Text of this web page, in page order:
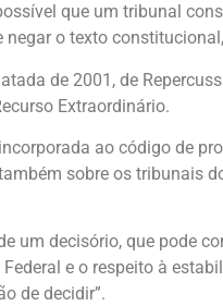
que um tribunal
o texto
de 2001, de
Extraordinário.
ao código de
sobre os tribunais
um decisório, que pode
e o respeito à
de decidir”.